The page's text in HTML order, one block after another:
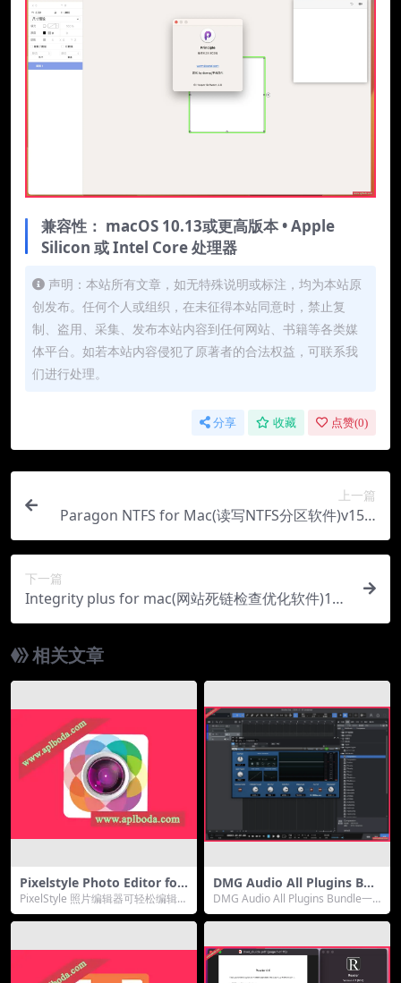
兼容性： macOS 10.13或更高版本 • Apple
Silicon 或 Intel Core 处理器
声明：本站所有文章，如无特殊说明或标注，均为本站原
创发布。任何个人或组织，在未征得本站同意时，禁止复
制、盗用、采集、发布本站内容到任何网站、书籍等各类媒
体平台。如若本站内容侵犯了原著者的合法权益，可联系我
们进行处理。
分享 收藏 点赞(0)
上一篇
Paragon NTFS for Mac(读写NTFS分区软件)v15.1
0.469中文版
下一篇
Integrity plus for mac(网站死链检查优化软件)12.
5.2直装版
相关文章
Pixelstyle Photo Editor for
Mac v4.3.1 照片编辑器 中文
破解版下载
PixelStyle 照片编辑器可轻松编辑照
片和图像并创建原创独特的艺术
品。它带...
DMG Audio All Plugins Bun
dle for Mac(专业的音频编辑
插件合集) v2023.10.30 直装
激活版
DMG Audio All Plugins Bundle一
组功能非常全面的音频插...